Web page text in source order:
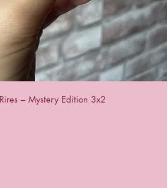
Quick View
– Mystery Edition 3x2